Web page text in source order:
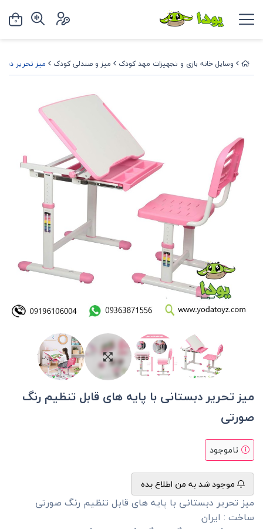
وسایل خانه بازی و تجهیزات مهد کودک میز و صندلی کودک میز تحریر
میز تحریر دبستانی با پایه های قابل تنظیم رنگ
صورتی
ناموجود
موجود شد به من اطلاع بده
میز تحریر دبستانی با پایه های قابل تنظیم رنگ صورتی
ساخت : ایران
0